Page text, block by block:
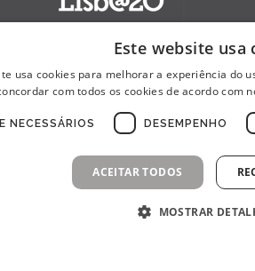
Este website usa
usa cookies para melhorar a experiência do
com todos os cookies de acordo com
NECESSÁRIOS DESEMPENHO
ACEITAR TODOS
MOSTRAR